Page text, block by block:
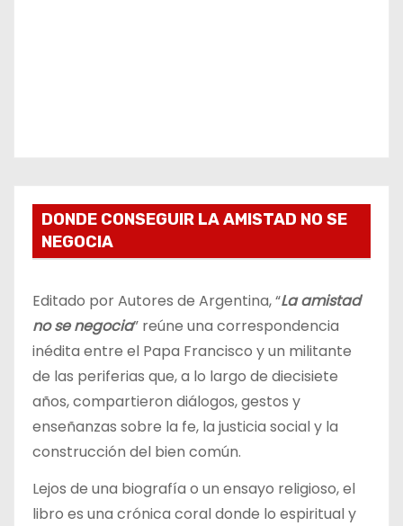
DONDE CONSEGUIR LA AMISTAD NO SE
NEGOCIA
Editado por Autores de Argentina, “La amistad
no se negocia” reúne una correspondencia
inédita entre el Papa Francisco y un militante
de las periferias que, a lo largo de diecisiete
años, compartieron diálogos, gestos y
enseñanzas sobre la fe, la justicia social y la
construcción del bien común.
Lejos de una biografía o un ensayo religioso, el
libro es una crónica coral donde lo espiritual y